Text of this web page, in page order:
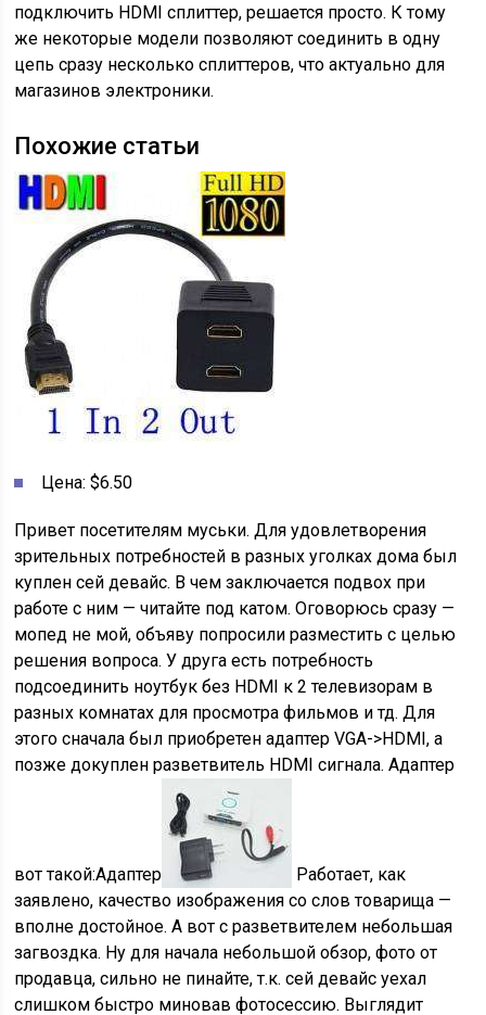
подключить HDMI сплиттер, решается просто. К тому
же некоторые модели позволяют соединить в одну
цепь сразу несколько сплиттеров, что актуально для
магазинов электроники.
Похожие статьи
Цена: $6.50
Привет посетителям муськи. Для удовлетворения
зрительных потребностей в разных уголках дома был
куплен сей девайс. В чем заключается подвох при
работе с ним — читайте под катом. Оговорюсь сразу —
мопед не мой, объяву попросили разместить с целью
решения вопроса. У друга есть потребность
подсоединить ноутбук без HDMI к 2 телевизорам в
разных комнатах для просмотра фильмов и тд. Для
этого сначала был приобретен адаптер VGA->HDMI, а
позже докуплен разветвитель HDMI сигнала. Адаптер
вот такой:Адаптер
Работает, как
заявлено, качество изображения со слов товарища —
вполне достойное. А вот с разветвителем небольшая
загвоздка. Ну для начала небольшой обзор, фото от
продавца, сильно не пинайте, т.к. сей девайс уехал
слишком быстро миновав фотосессию. Выглядит